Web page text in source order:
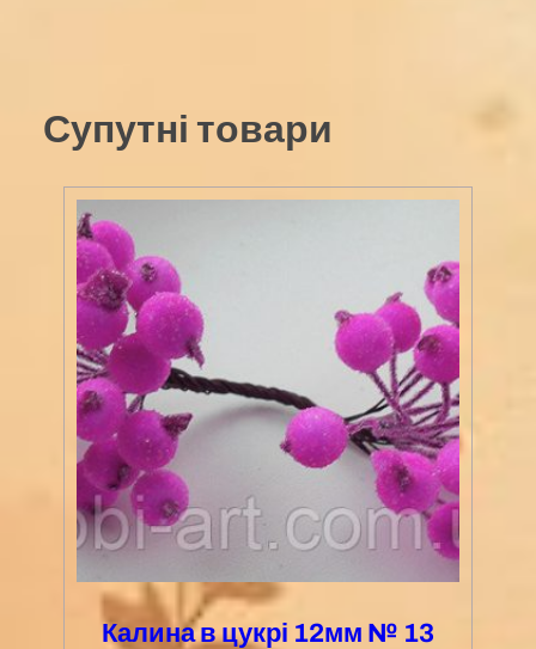
Супутні товари
Калина в цукрі 12мм № 13